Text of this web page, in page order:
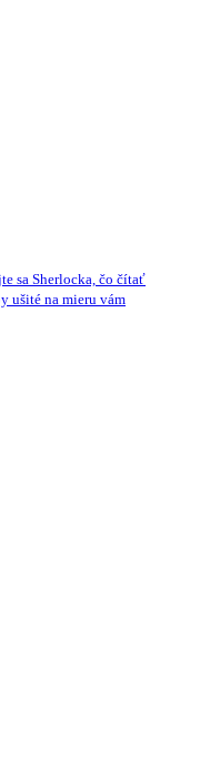
sa Sherlocka, čo čítať
ušité na mieru vám